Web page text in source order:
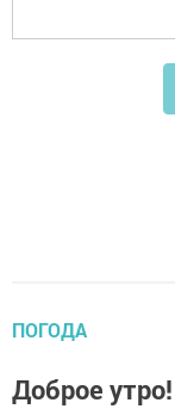
ПОГОДА
Доброе утро!